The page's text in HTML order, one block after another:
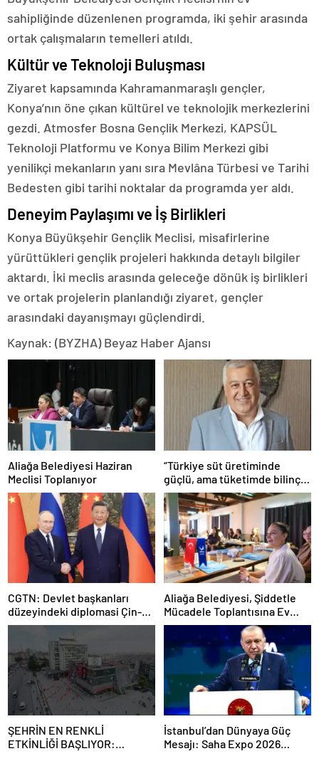
sahipliğinde düzenlenen programda, iki şehir arasında
ortak çalışmaların temelleri atıldı.
Kültür ve Teknoloji Buluşması
Ziyaret kapsamında Kahramanmaraşlı gençler,
Konya’nın öne çıkan kültürel ve teknolojik merkezlerini
gezdi. Atmosfer Bosna Gençlik Merkezi, KAPSÜL
Teknoloji Platformu ve Konya Bilim Merkezi gibi
yenilikçi mekanların yanı sıra Mevlâna Türbesi ve Tarihi
Bedesten gibi tarihi noktalar da programda yer aldı.
Deneyim Paylaşımı ve İş Birlikleri
Konya Büyükşehir Gençlik Meclisi, misafirlerine
yürüttükleri gençlik projeleri hakkında detaylı bilgiler
aktardı. İki meclis arasında geleceğe dönük iş birlikleri
ve ortak projelerin planlandığı ziyaret, gençler
arasındaki dayanışmayı güçlendirdi.
Kaynak: (BYZHA) Beyaz Haber Ajansı
Aliağa Belediyesi Haziran
Meclisi Toplanıyor
“Türkiye süt üretiminde
güçlü, ama tüketimde bilinç
şart”
CGTN: Devlet başkanları
düzeyindeki diplomasi Çin-
Rusya arasındaki büyüyen
ortaklığı güçlendiriyor
Aliağa Belediyesi, Şiddetle
Mücadele Toplantısına Ev
Sahipliği Yaptı
ŞEHRİN EN RENKLİ
ETKİNLİĞİ BAŞLIYOR:
İstanbul’dan Dünyaya Güç
Mesajı: Saha Expo 2026